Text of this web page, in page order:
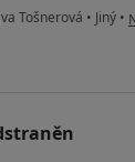
Tošnerová • Jiný •